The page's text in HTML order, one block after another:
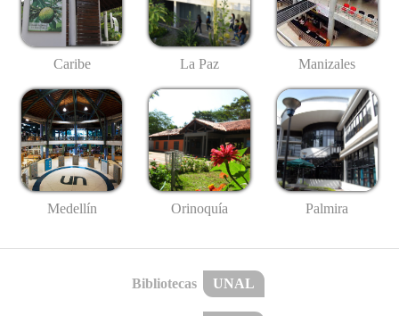
Caribe La Paz Manizales
Medellín Orinoquía Palmira
Bibliotecas UNAL